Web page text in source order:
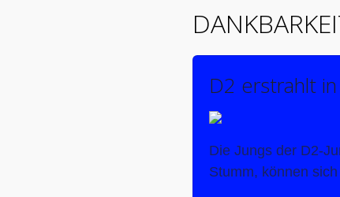
D2 erstrahlt
Die Jungs der D2-
Stumm, können